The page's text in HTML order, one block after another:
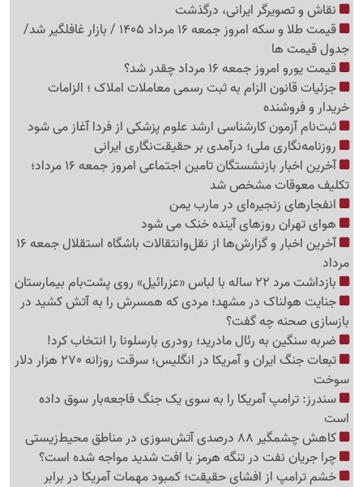
نقاش و تصویرگر ایرانی، درگذشت
قیمت طلا و سکه امروز جمعه 16 مرداد 1405 / بازار غافلگیر شد/
جدول قیمت ها
قیمت یورو امروز جمعه 16 مرداد چقدر شد؟
جزئیات قانون الزام به ثبت رسمی معاملات املاک ؛ الزامات
خریدار و فروشنده
ثبت‌نام‌ آزمون کارشناسی ارشد علوم پزشکی از فردا آغاز می شود
روزنامه‌نگاری ملی؛ درآمدی بر حقیقت‌نگاری ایرانی
آخرین اخبار بازنشستگان تامین اجتماعی امروز جمعه 16 مرداد؛
تکلیف معوقات مشخص شد
انفجارهای زنجیره‌ای در مارب یمن
هوای تهران روزهای آینده خنک می شود
آخرین اخبار و گزارش‌ها از نقل‌وانتقالات باشگاه استقلال جمعه 16
مرداد
بازداشت مرد 22 ساله با لباس «عزرائیل» روی پشت‌بام بیمارستان
جنایت هولناک در مشهد؛ مردی که همسرش را به آتش کشید در
بازسازی صحنه چه گفت؟
ضربه سنگین به رئال مادرید؛ رودری بارسلونا را انتخاب کرد!
تبعات جنگ ایران و آمریکا در انگلیس؛ سرقت روزانه 270 هزار دلار
سوخت
سندرز: ترامپ آمریکا را به سوی یک جنگ فاجعه‌بار سوق داده
است
کاهش چشمگیر 88 درصدی آتش‌سوزی در مناطق محیط‌زیستی
چرا جریان نفت در تنگه هرمز با افت شدید مواجه شده است؟
خشم ترامپ از افشای حقیقت؛ کمبود مهمات آمریکا در برابر